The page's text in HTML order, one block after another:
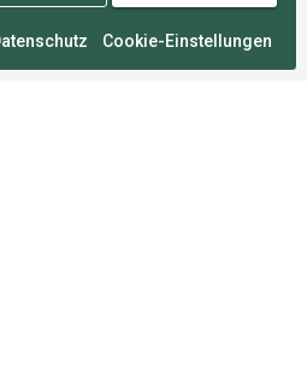
Cookie-Einstellungen